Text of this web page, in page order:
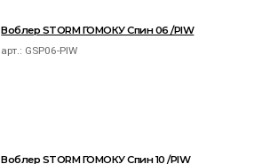
Воблер STORM ГОМОКУ Спин 06 /PIW
арт.: GSP06-PIW
Воблер STORM ГОМОКУ Спин 10 /PIW